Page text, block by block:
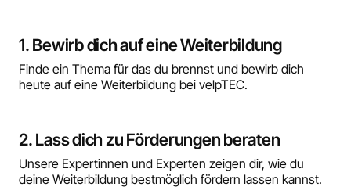
1. Bewirb dich auf eine Weiterbildung
Finde ein Thema für das du brennst und bewirb dich
heute auf eine Weiterbildung bei velpTEC.
2. Lass dich zu Förderungen beraten
Unsere Expertinnen und Experten zeigen dir, wie du
deine Weiterbildung bestmöglich fördern lassen kannst.